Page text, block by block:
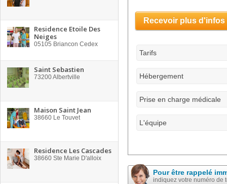
Residence Etoile Des
Neiges
05105 Briancon Cedex
Saint Sebastien
73200Albertville
Maison Saint Jean
38660 Le Touvet
Residence Les Cascades
38660 Ste Marie D'alloix
Recevoir plus d'infos
Tarifs
Hébergement
Prise en charge médicale
L'équipe
Pour être rappelé
indiquez votre numéro de